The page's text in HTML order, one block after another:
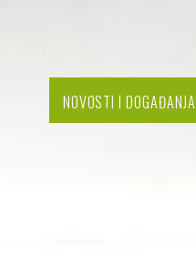
NOVOSTI I DOGAĐANJA